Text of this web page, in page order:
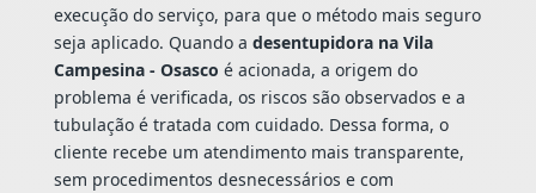
execução do serviço, para que o método mais seguro
seja aplicado. Quando a desentupidora na Vila
Campesina - Osasco é acionada, a origem do
problema é verificada, os riscos são observados e a
tubulação é tratada com cuidado. Dessa forma, o
cliente recebe um atendimento mais transparente,
sem procedimentos desnecessários e com